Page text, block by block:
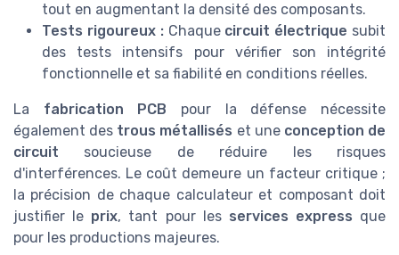
tout en augmentant la densité des composants.
Tests rigoureux :Chaque circuit électrique subit
des tests intensifs pour vérifier son intégrité
fonctionnelle et sa fiabilité en conditions réelles.
La fabrication PCB pour la défense nécessite
également des trous métallisés et une conception de
circuit soucieuse de réduire les risques
d'interférences. Le coût demeure un facteur critique ;
la précision de chaque calculateur et composant doit
justifier le prix, tant pour les services express que
pour les productions majeures.